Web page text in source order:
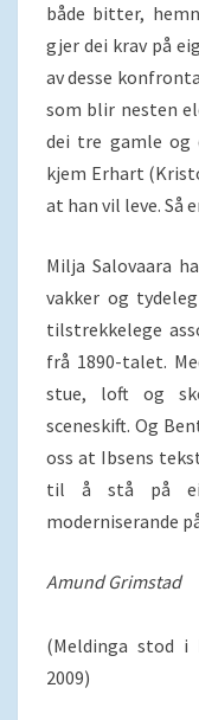
både bitter,
gjer dei krav på
av desse
som blir nesten
dei tre gamle og
kjem Erhart
at han vil leve. Så
Milja Salovaara
vakker og
tilstrekkelege
frå 1890-talet.
stue, loft og
sceneskift. Og
oss at Ibsens
til å stå på
moderniserande
Amund Grimstad
(Meldinga stod i
2009)